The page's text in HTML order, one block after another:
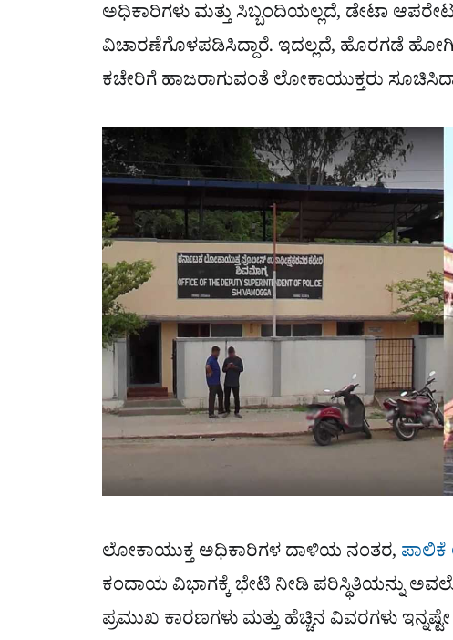
ಅಧಿಕಾರಿಗಳು ಮತ್ತು ಸಿಬ್ಬಂದಿಯಲ್ಲದೆ, ಡೇಟಾ
ವಿಚಾರಣೆಗೊಳಪಡಿಸಿದ್ದಾರೆ. ಇದಲ್ಲದೆ, ಹೊರಗಡೆ
ಕಚೇರಿಗೆ ಹಾಜರಾಗುವಂತೆ ಲೋಕಾಯುಕ್ತರು
ಲೋಕಾಯುಕ್ತ ಅಧಿಕಾರಿಗಳ ದಾಳಿಯ ನಂತರ,
ಕಂದಾಯ ವಿಭಾಗಕ್ಕೆ ಭೇಟಿ ನೀಡಿ ಪರಿಸ್ಥಿತಿಯನ್ನು
ಪ್ರಮುಖ ಕಾರಣಗಳು ಮತ್ತು ಹೆಚ್ಚಿನ ವಿವರಗಳು